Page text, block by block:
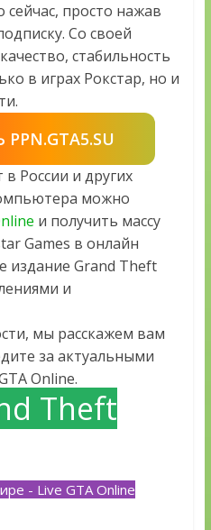
просто нажав
Со своей
стабильность
в играх Рокстар, но и
России и других
можно
и получить массу
Games в онлайн
издание Grand Theft
и
мы расскажем вам
за актуальными
Online.
Theft
- Live GTA Online